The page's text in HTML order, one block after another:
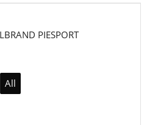
PIESPORT
All